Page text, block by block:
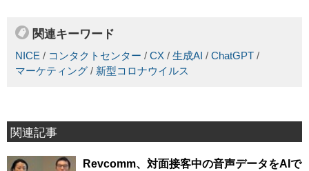
関連キーワード
NICE / コンタクトセンター / CX / 生成AI / ChatGPT /
マーケティング / 新型コロナウイルス
関連記事
Revcomm、対面接客中の音声データをAIで